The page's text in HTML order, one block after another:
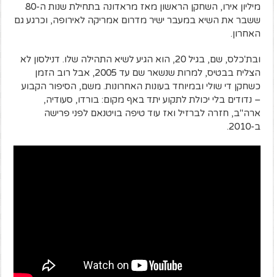
מיליון אירו, השחקן הראשון מאז מראדונה בתחילת שנות ה-80
ששבר את השיא במעבר ישיר מדרום אמריקה לאירופה, וכרגע גם
האחרון.
ובת'כלס, שם, בגיל 20, הוא הגיע לשיא התהילה שלו. דנילסון לא
הצליח בבטיס, למרות שנשאר שם עד 2005, אבל רוב הזמן
כשחקן די שולי ובמיוחד בעונות האחרונות. משם, הסיפור הקבוע
– נדודים בלי יכולת לתקוע יתד באף מקום: בורדו, סעודיה,
ארה"ב, חזרה לברזיל ואז עוד טיפה בויטנאם לפני פרישה
ב-2010.